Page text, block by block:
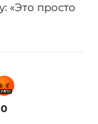
«Это просто
0